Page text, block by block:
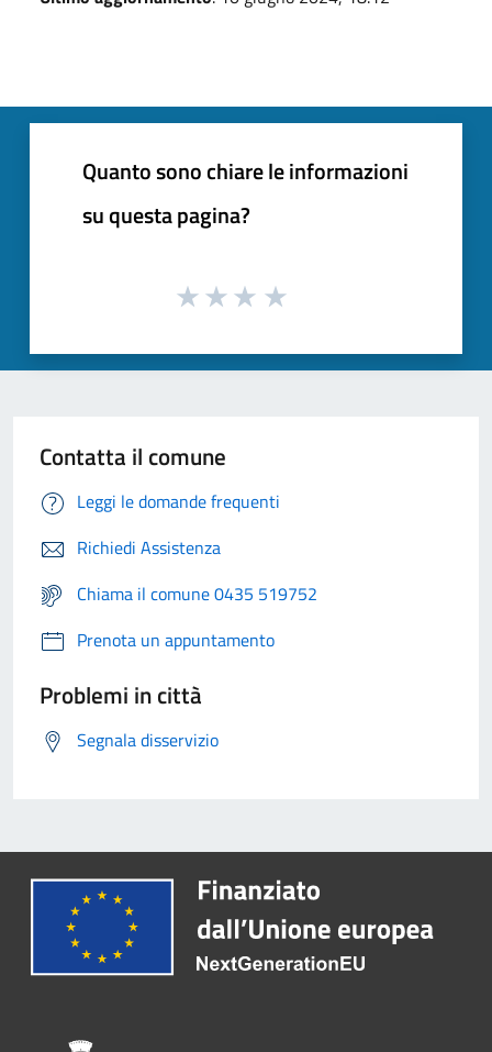
Quanto sono chiare le informazioni
su questa pagina?
Contatta il comune
Leggi le domande frequenti
Richiedi Assistenza
Chiama il comune 0435 519752
Prenota un appuntamento
Problemi in città
Segnala disservizio